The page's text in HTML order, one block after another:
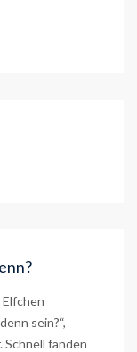
sein?“,
fanden